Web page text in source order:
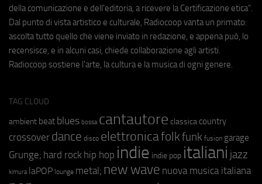
della comunicazione e dell'editoria, a ricevere la Certificazione etica".
Dal punto di vista artistico e culturale, Radiocoop vanta un primato:
ascolta tutto quello che viene inviato in redazione, e appena può, lo
recensisce, e in alcuni casi, chiede collaborazione agli artisti.
Radiocoop sostiene l'arte, la cultura e la musica di ogni genere.
TAG CLOUD
ambient beat blues bossa cantautore classica country
crossover dance disco elettronicafolkfunk fusion garage
Grunge; hard rock hip hop indie indie pop italiani jazz
kimura laPOP lounge metal; new wave nuova musica italiana